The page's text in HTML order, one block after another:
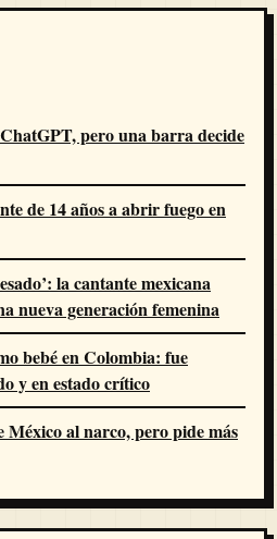
pero una barra decide
de 14 años a abrir fuego en
la cantante mexicana
nueva generación femenina
bebé en Colombia: fue
y en estado crítico
México al narco, pero pide más